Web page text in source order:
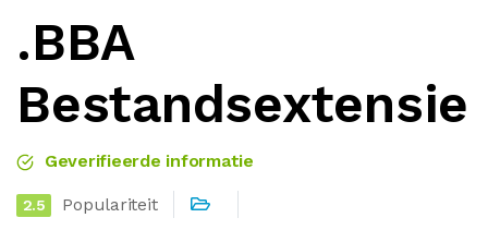
.BBA
Bestandsextensie
Geverifieerde informatie
2.5 Populariteit